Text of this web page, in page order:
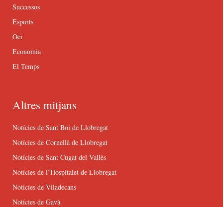
Successos
Esports
Oci
Economia
El Temps
Altres mitjans
Notícies de Sant Boi de Llobregat
Notícies de Cornellà de Llobregat
Notícies de Sant Cugat del Vallès
Notícies de l’Hospitalet de Llobregat
Notícies de Viladecans
Notícies de Gavà